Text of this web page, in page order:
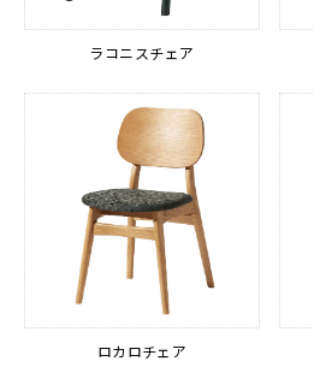
ラコニスチェア
ロカロチェア